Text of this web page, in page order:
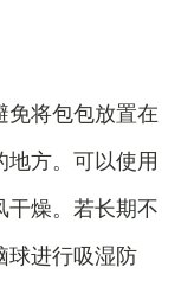
免将包包放置在
方。可以使用
干燥。若长期不
球进行吸湿防